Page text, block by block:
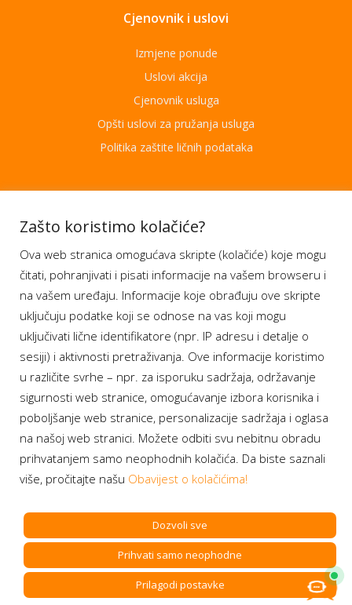
Cjenovnik i uslovi
Izmjene ponude
Uslovi akcija
Cjenovnik usluga
Opšti uslovi za pružanja usluga
Politika zaštite ličnih podataka
Aplikacije
Moj BH Telecom
Dostupnost usluga
Moja webTV
Aukcije BH Telecom
Program lojalnosti
Bonus plus
Prijava za newsletter
Copyright BH Telecom d.d. Sarajevo. All rights reserved.
Zašto koristimo kolačiće?
Ova web stranica omogućava skripte (kolačiće) koje mogu
čitati, pohranjivati i pisati informacije na vašem browseru i
na vašem uređaju. Informacije koje obrađuju ove skripte
uključuju podatke koji se odnose na vas koji mogu
uključivati lične identifikatore (npr. IP adresu i detalje o
sesiji) i aktivnosti pretraživanja. Ove informacije koristimo
u različite svrhe – npr. za isporuku sadržaja, održavanje
sigurnosti web stranice, omogućavanje izbora korisnika i
poboljšanje web stranice, personalizacije sadržaja i oglasa
na našoj web stranici. Možete odbiti svu nebitnu obradu
prihvatanjem samo neophodnih kolačića. Da biste saznali
više, pročitajte našu Obavijest o kolačićima!
Dozvoli sve
Prihvati samo neophodne
Prilagodi postavke